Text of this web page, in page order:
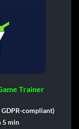
Trainer
compliant)
5 min